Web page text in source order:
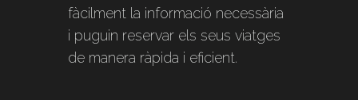
fàcilment la informació necessària
i puguin reservar els seus viatges
de manera ràpida i eficient.